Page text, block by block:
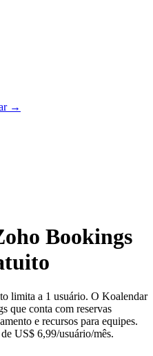
→
Bookings
limita a 1 usuário. O Koalendar
que conta com reservas
e recursos para equipes.
US$ 6,99/usuário/mês.